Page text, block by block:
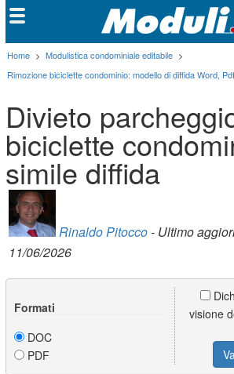
Home > Modulistica condominiale editabile >
Rimozione biciclette condominio: modello di diffida Word, Pdf
Divieto
biciclette
simile diffida
Rinaldo Pitocco- Ultimo
11/06/2026
Formati
DOC
PDF
visione